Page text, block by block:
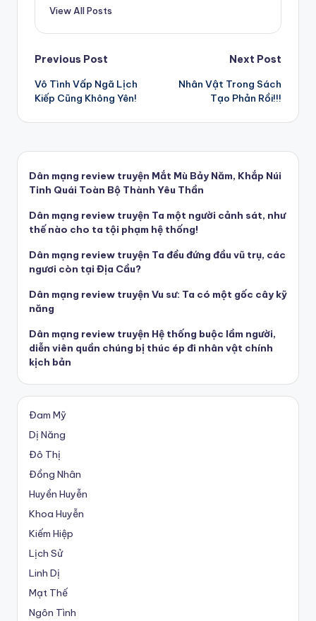
View All Posts
Post
navigation
Previous Post
Vô Tình Vấp Ngã Lịch
Kiếp Cũng Không Yên!
Next Post
Nhân Vật Trong Sách
Tạo Phản Rồi!!!
Dân mạng review truyện Mắt Mù Bảy Năm, Khắp Núi
Tinh Quái Toàn Bộ Thành Yêu Thần
Dân mạng review truyện Ta một người cảnh sát, như
thế nào cho ta tội phạm hệ thống!
Dân mạng review truyện Ta đều đứng đầu vũ trụ, các
ngươi còn tại Địa Cầu?
Dân mạng review truyện Vu sư: Ta có một gốc cây kỹ
năng
Dân mạng review truyện Hệ thống buộc lầm người,
diễn viên quần chúng bị thúc ép đi nhân vật chính
kịch bản
Đam Mỹ
Dị Năng
Đô Thị
Đồng Nhân
Huyền Huyễn
Khoa Huyễn
Kiếm Hiệp
Lịch Sử
Linh Dị
Mạt Thế
Ngôn Tình